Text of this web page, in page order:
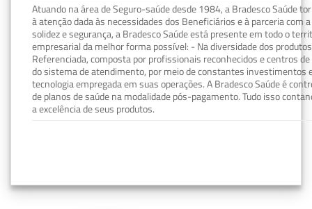
Atuando na área de Seguro-saúde desde 1984, a Bradesco Saúde
à atenção dada às necessidades dos Beneficiários e à parceria com
solidez e segurança, a Bradesco Saúde está presente em todo o
empresarial da melhor forma possível: - Na diversidade dos
Referenciada, composta por profissionais reconhecidos e centros
do sistema de atendimento, por meio de constantes investimentos
tecnologia empregada em suas operações. A Bradesco Saúde é
de planos de saúde na modalidade pós-pagamento. Tudo isso
a excelência de seus produtos.